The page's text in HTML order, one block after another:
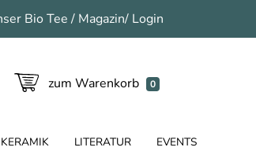
Bio Tee / Magazin/ Login
zum Warenkorb 0
KERAMIK LITERATUR EVENTS